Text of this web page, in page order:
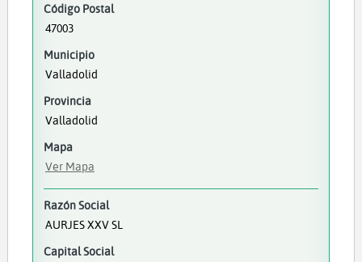
Código Postal
47003
Municipio
Valladolid
Provincia
Valladolid
Mapa
Ver Mapa
Razón Social
AURJES XXV SL
Capital Social